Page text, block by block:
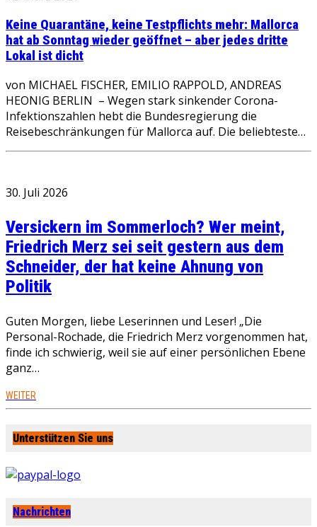
Keine Quarantäne, keine Testpflichts mehr: Mallorca
hat ab Sonntag wieder geöffnet – aber jedes dritte
Lokal ist dicht
von MICHAEL FISCHER, EMILIO RAPPOLD, ANDREAS
HEONIG BERLIN – Wegen stark sinkender Corona-
Infektionszahlen hebt die Bundesregierung die
Reisebeschränkungen für Mallorca auf. Die beliebteste…
30. Juli 2026
Versickern im Sommerloch? Wer meint,
Friedrich Merz sei seit gestern aus dem
Schneider, der hat keine Ahnung von
Politik
Guten Morgen, liebe Leserinnen und Leser! „Die
Personal-Rochade, die Friedrich Merz vorgenommen hat,
finde ich schwierig, weil sie auf einer persönlichen Ebene
ganz…
WEITER
Unterstützen Sie uns
Nachrichten